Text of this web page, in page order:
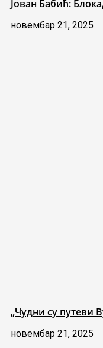
Јован Бабић:
новембар 21, 2025
„Чудни су путеви
новембар 21, 2025